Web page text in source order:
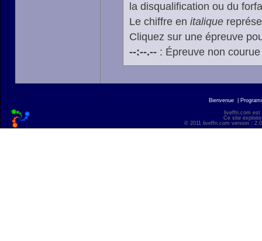
la disqualification ou du
Le chiffre en italique
Cliquez sur une épreuve
--:--.--: Épreuve non
Bienvenue
liveffn.com est
Ce site
© 2011 liveffn.com version :